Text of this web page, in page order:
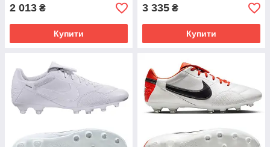
2 013 ₴
Купити
3 335 ₴
Купити